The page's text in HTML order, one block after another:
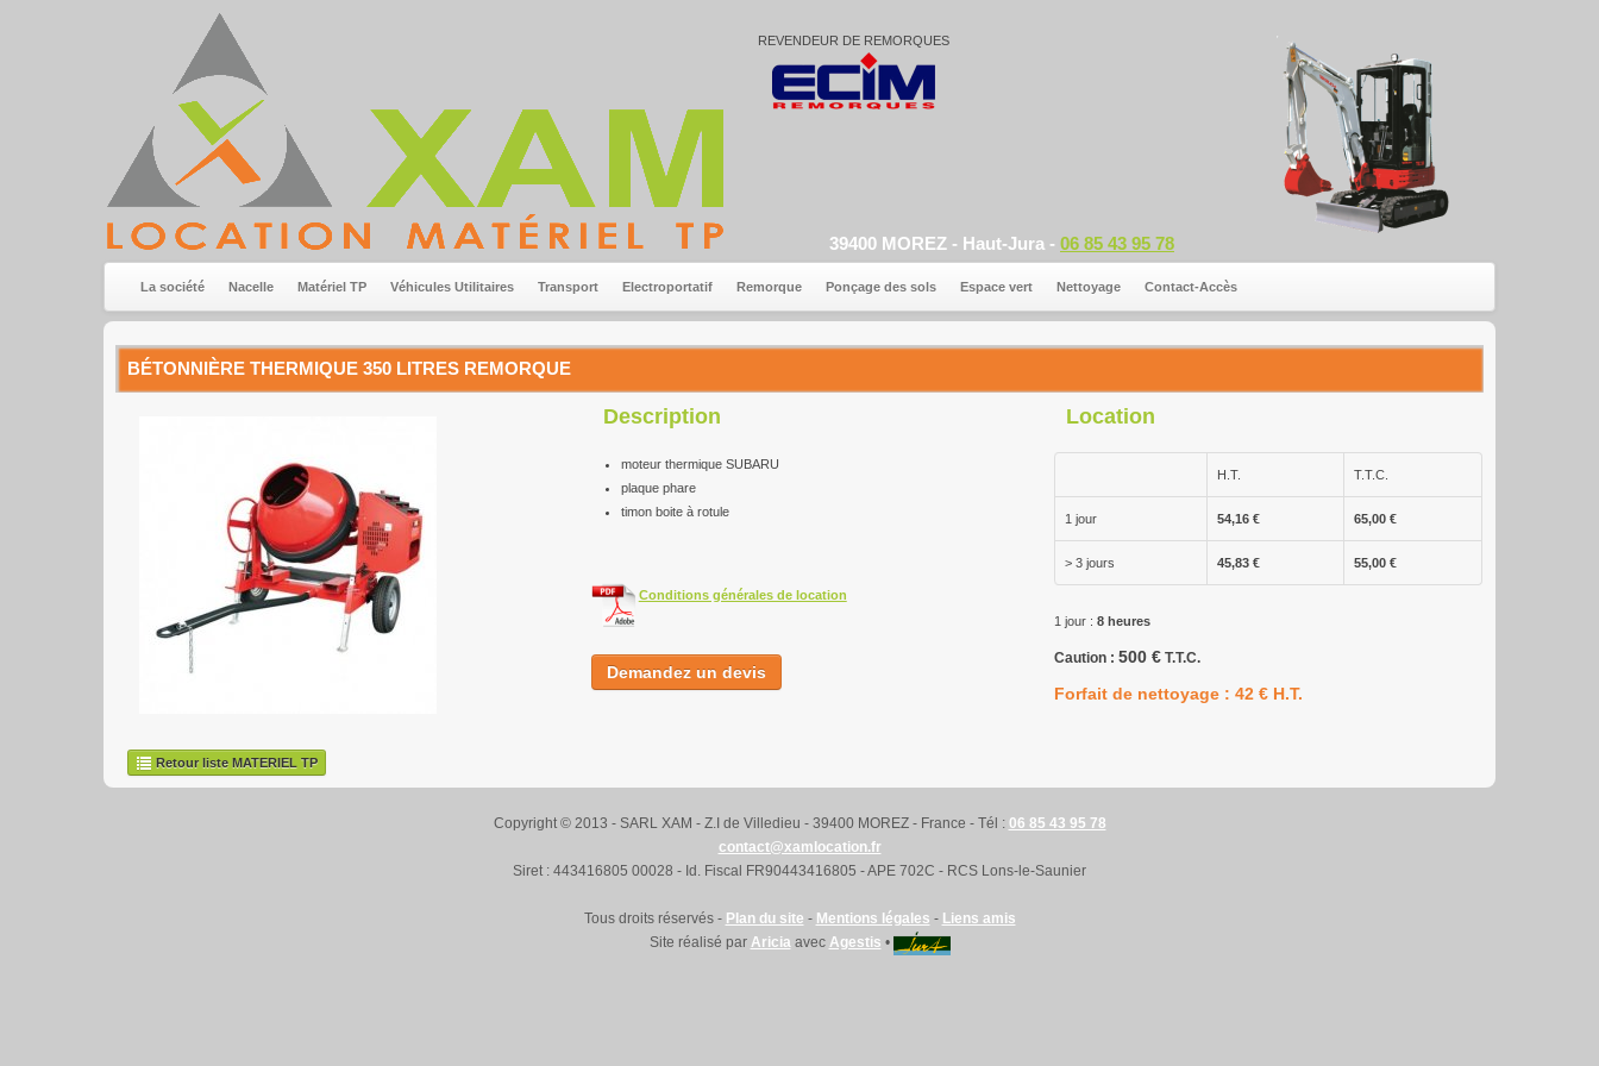
39400 MOREZ - Haut-Jura - 06 85 43 95 78
REVENDEUR DE REMORQUES
La société Nacelle Matériel TP Véhicules Utilitaires Transport Electroportatif Remorque Ponçage des sols Espace vert Nettoyage Contact-Accès
BÉTONNIÈRE THERMIQUE 350 LITRES REMORQUE
Retour liste MATERIEL TP
Description
moteur thermique SUBARU
plaque phare
timon boite à rotule
Conditions générales de location
Demandez un devis
Location
H.T. T.T.C.
1 jour 54,16 € 65,00 €
> 3 jours 45,83 € 55,00 €
1 jour : 8 heures
Caution :500 € T.T.C.
Forfait de nettoyage : 42 € H.T.
Copyright © 2013 - SARL XAM - Z.I de Villedieu - 39400 MOREZ - France - Tél : 06 85 43 95 78
contact@xamlocation.fr
Siret : 443416805 00028 - Id. Fiscal FR90443416805 - APE 702C - RCS Lons-le-Saunier
Tous droits réservés - Plan du site - Mentions légales - Liens amis
Site réalisé par Ariciaavec Agestis •